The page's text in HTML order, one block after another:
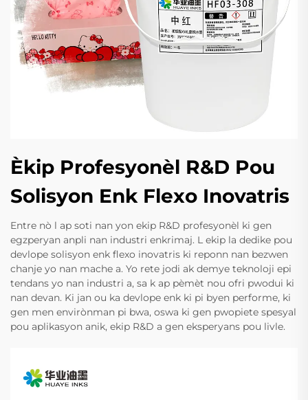
Èkip Profesyonèl R&D Pou
Solisyon Enk Flexo Inovatris
Entre nò l ap soti nan yon ekip R&D profesyonèl ki gen
egzperyan anpli nan industri enkrimaj. L ekip la dedike pou
devlope solisyon enk flexo inovatris ki reponn nan bezwen
chanje yo nan mache a. Yo rete jodi ak demye teknoloji epi
tendans yo nan industri a, sa k ap pèmèt nou ofri pwodui ki
nan devan. Ki jan ou ka devlope enk ki pi byen performe, ki
gen men envirònman pi bwa, oswa ki gen pwopiete spesyal
pou aplikasyon anik, ekip R&D a gen eksperyans pou livle.